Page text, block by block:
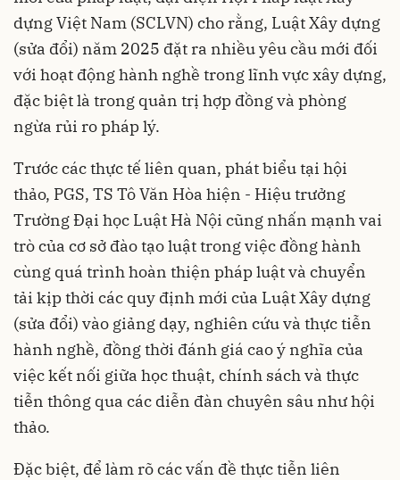
dựng Việt Nam (SCLVN) cho rằng, Luật Xây dựng
(sửa đổi) năm 2025 đặt ra nhiều yêu cầu mới đối
với hoạt động hành nghề trong lĩnh vực xây dựng,
đặc biệt là trong quản trị hợp đồng và phòng
ngừa rủi ro pháp lý.
Trước các thực tế liên quan, phát biểu tại hội
thảo, PGS, TS Tô Văn Hòa hiện - Hiệu trưởng
Trường Đại học Luật Hà Nội cũng nhấn mạnh vai
trò của cơ sở đào tạo luật trong việc đồng hành
cùng quá trình hoàn thiện pháp luật và chuyển
tải kịp thời các quy định mới của Luật Xây dựng
(sửa đổi) vào giảng dạy, nghiên cứu và thực tiễn
hành nghề, đồng thời đánh giá cao ý nghĩa của
việc kết nối giữa học thuật, chính sách và thực
tiễn thông qua các diễn đàn chuyên sâu như hội
thảo.
Đặc biệt, để làm rõ các vấn đề thực tiễn liên